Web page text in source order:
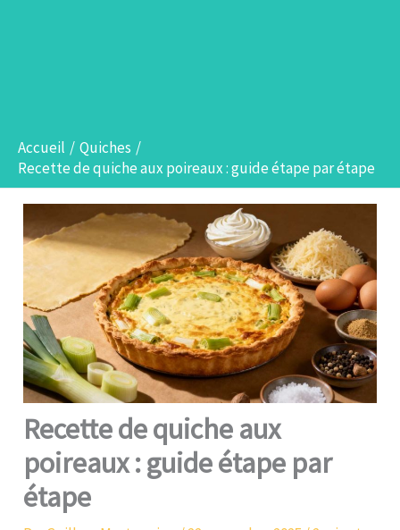
Accueil
Quiches
Recette de quiche aux poireaux : guide étape par étape
Recette de quiche aux
poireaux : guide étape par
étape